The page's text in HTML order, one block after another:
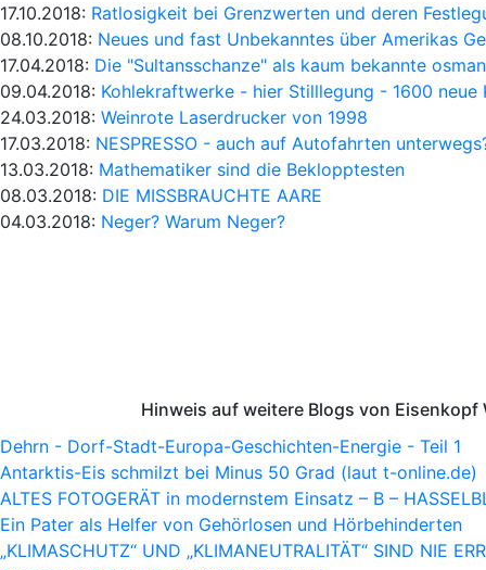
17.10.2018: Ratlosigkeit bei Grenzwerten und deren
08.10.2018: Neues und fast Unbekanntes über Amerikas
17.04.2018: Die "Sultansschanze" als kaum bekannte
09.04.2018: Kohlekraftwerke - hier Stilllegung - 1600 neue
24.03.2018: Weinrote Laserdrucker von 1998
17.03.2018: NESPRESSO - auch auf Autofahrten
13.03.2018: Mathematiker sind die Beklopptesten
08.03.2018: DIE MISSBRAUCHTE AARE
04.03.2018: Neger? Warum Neger?
Hinweis auf weitere Blogs von Eisenkopf
Dehrn - Dorf-Stadt-Europa-Geschichten-Energie - Teil 1
Antarktis-Eis schmilzt bei Minus 50 Grad (laut t-online.de)
ALTES FOTOGERÄT in modernstem Einsatz – B –
Ein Pater als Helfer von Gehörlosen und Hörbehinderten
„KLIMASCHUTZ“ UND „KLIMANEUTRALITÄT“ SIND NIE